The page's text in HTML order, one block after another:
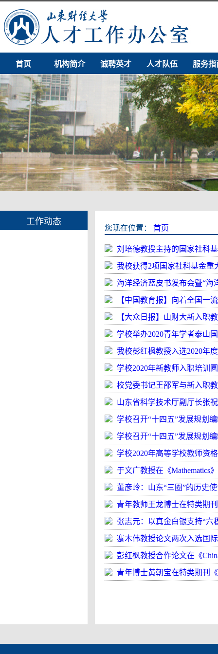
首页 机构简介 诚聘英才 人才队伍 服务指
工作动态
您现在位置： 首页
刘培德教授主持的国家社科
我校获得2项国家社科基金重
海洋经济蓝皮书发布会暨“海
【中国教育报】向着全国一
【大众日报】山财大新入职
学校举办2020青年学者泰山
我校彭红枫教授入选2020年
学校2020年新教师入职培训
校党委书记王邵军与新入职
山东省科学技术厅副厅长张
学校召开“十四五”发展规划
学校召开“十四五”发展规划
学校2020年高等学校教师资
于文广教授在《Mathematics
董彦岭：山东“三圈”的历史
青年教师王龙博士在特类期
张志元：以真金白银支持“六
蹇木伟教授论文两次入选国际
彭红枫教授合作论文在《
青年博士黄朝宝在特类期刊